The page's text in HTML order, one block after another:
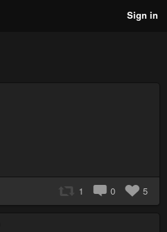
Sign in
1 0 5